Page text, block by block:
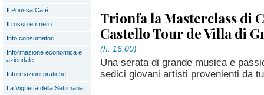
Il Poussa Café
Il rosso e il nero
Info consumatori
Informazione economica e
aziendale
Informazioni pratiche
La Vignetta della Settimana
Trionfa la Masterclass di
Castello Tour de Villa di
(h. 16:00)
Una serata di grande musica e
sedici giovani artisti provenienti da